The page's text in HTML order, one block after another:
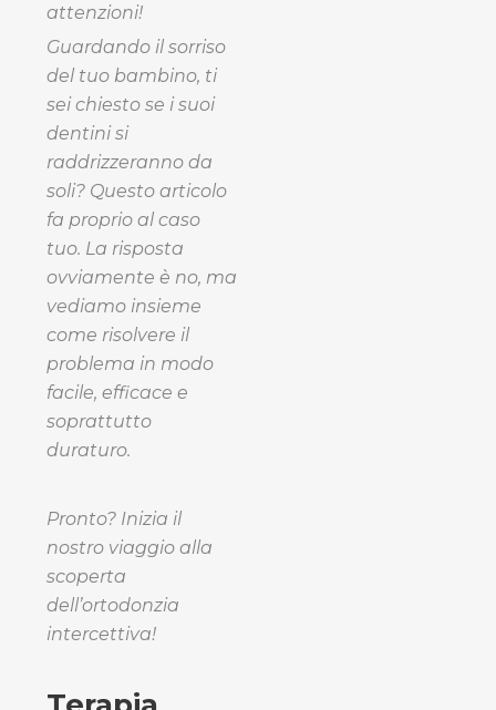
attenzioni!
Guardando il sorriso
del tuo bambino, ti
sei chiesto se i suoi
dentini si
raddrizzeranno da
soli? Questo articolo
fa proprio al caso
tuo. La risposta
ovviamente è no, ma
vediamo insieme
come risolvere il
problema in modo
facile, efficace e
soprattutto
duraturo.
Pronto? Inizia il
nostro viaggio alla
scoperta
dell’ortodonzia
intercettiva!